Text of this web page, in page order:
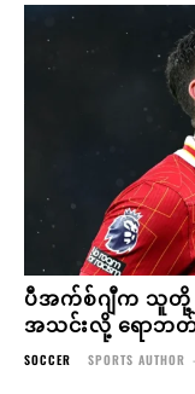
ပီအက်စ်ဂျီက သူတို့
အသင်းလို့ ရောဘ
SOCCER SPORTS AUTHOR -